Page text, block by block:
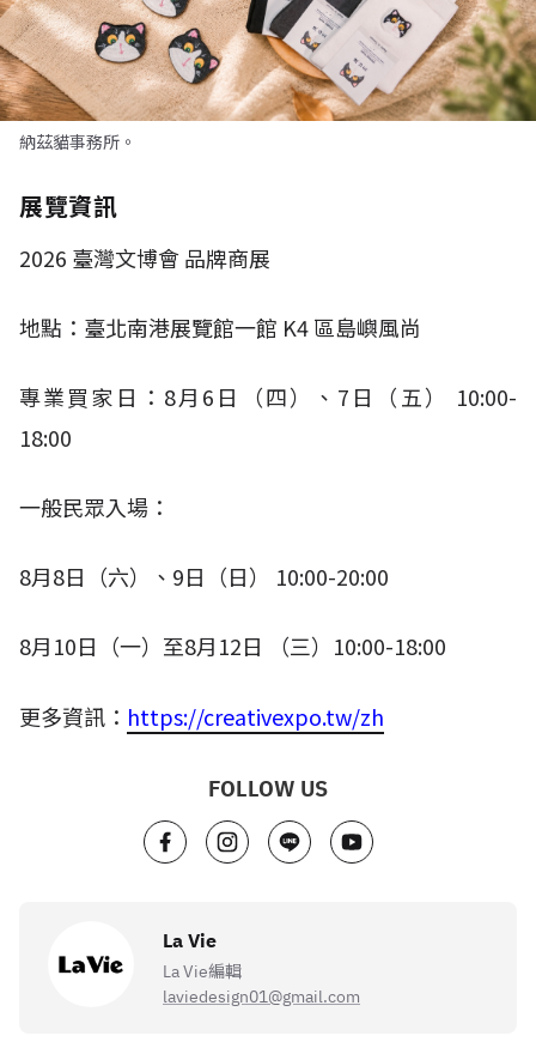
納茲貓事務所。
展覽資訊
2026 臺灣文博會 品牌商展
地點：臺北南港展覽館一館 K4區島嶼風尚
專業買家日： 8月 6 日（四）、 7 日（五）
10:00-
18:00​
一般民眾入場：
8月8日（六）、 9日（日） 10:00-20:00
8月10日（一）至8月12日 （三） 10:00-18:00
更多資訊： https://creativexpo.tw/zh
FOLLOW US
La Vie
La Vie編輯
laviedesign01@gmail.com